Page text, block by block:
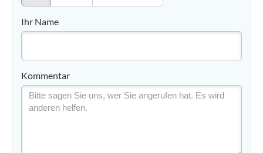
Ihr Name
Kommentar